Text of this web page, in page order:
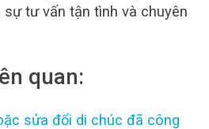
tư vấn tận tình và chuyên
quan:
sửa đổi di chúc đã công